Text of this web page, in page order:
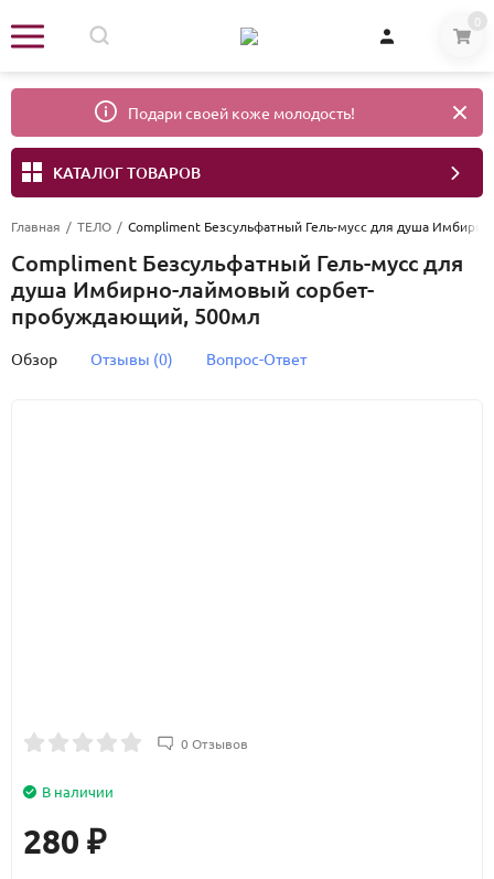
0
Подари своей коже молодость!
КАТАЛОГ ТОВАРОВ
Главная / ТЕЛО / Compliment Безсульфатный Гель-мусс для душа
Compliment Безсульфатный Гель-мусс для
душа Имбирно-лаймовый сорбет-
пробуждающий, 500мл
Обзор Отзывы (0) Вопрос-Ответ
0 Отзывов
В наличии
280 ₽